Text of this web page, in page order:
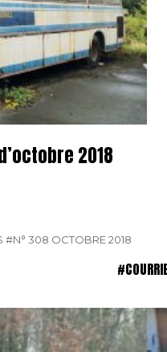
2018
#N° 308 OCTOBRE 2018